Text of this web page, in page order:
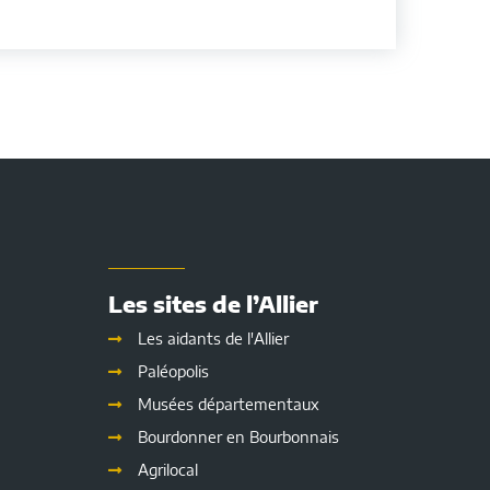
Les sites de l’Allier
Les aidants de l'Allier
Paléopolis
Musées départementaux
Bourdonner en Bourbonnais
Agrilocal